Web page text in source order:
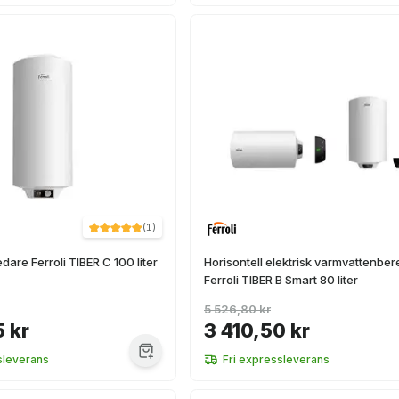
(1)
Ferroli TIBER C 100 liter
kr
Horisontell elektrisk
Ferroli TIBER B Smart 80 liter
3 410,50 kr
5 526,80 kr
Fri expressleverans